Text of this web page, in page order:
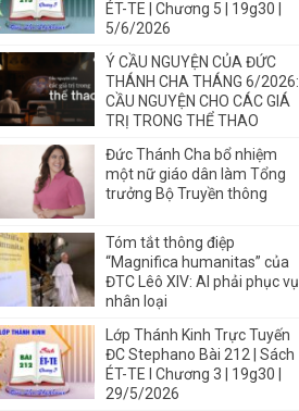
ÉT-TE | Chương 5 | 19g30 |
5/6/2026
Ý CẦU NGUYỆN CỦA ĐỨC
THÁNH CHA THÁNG 6/2026:
CẦU NGUYỆN CHO CÁC GIÁ
TRỊ TRONG THỂ THAO
Đức Thánh Cha bổ nhiệm
một nữ giáo dân làm Tổng
trưởng Bộ Truyền thông
Tóm tắt thông điệp
“Magnifica humanitas” của
ĐTC Lêô XIV: AI phải phục vụ
nhân loại
Lớp Thánh Kinh Trực Tuyến
ĐC Stephano Bài 212 | Sách
ÉT-TE I Chương 3 | 19g30 |
29/5/2026